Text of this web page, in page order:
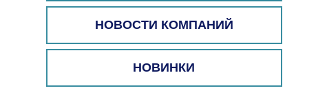
НОВОСТИ КОМПАНИЙ
НОВИНКИ